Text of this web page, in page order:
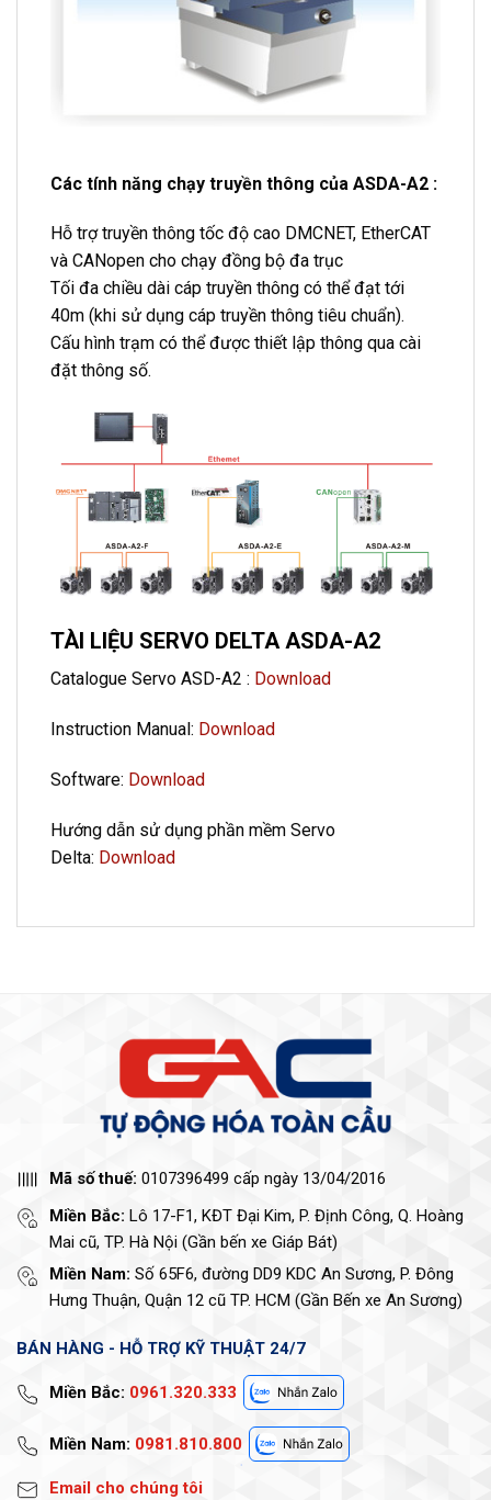
Các tính năng chạy truyền thông của ASDA-A2 :
Hỗ trợ truyền thông tốc độ cao DMCNET, EtherCAT
và CANopen cho chạy đồng bộ đa trục
Tối đa chiều dài cáp truyền thông có thể đạt tới
40m (khi sử dụng cáp truyền thông tiêu chuẩn).
Cấu hình trạm có thể được thiết lập thông qua cài
đặt thông số.
TÀI LIỆU SERVO DELTA ASDA-A2
Catalogue Servo ASD-A2 : Download
Instruction Manual: Download
Software: Download
Hướng dẫn sử dụng phần mềm Servo
Delta: Download
Mã số thuế: 0107396499 cấp ngày 13/04/2016
Miền Bắc: Lô 17-F1, KĐT Đại Kim, P. Định Công, Q. Hoàng
Mai cũ, TP. Hà Nội (Gần bến xe Giáp Bát)
Miền Nam: Số 65F6, đường DD9 KDC An Sương, P. Đông
Hưng Thuận, Quận 12 cũ TP. HCM (Gần Bến xe An Sương)
BÁN HÀNG - HỖ TRỢ KỸ THUẬT 24/7
Miền Bắc: 0961.320.333
Miền Nam: 0981.810.800
Email cho chúng tôi